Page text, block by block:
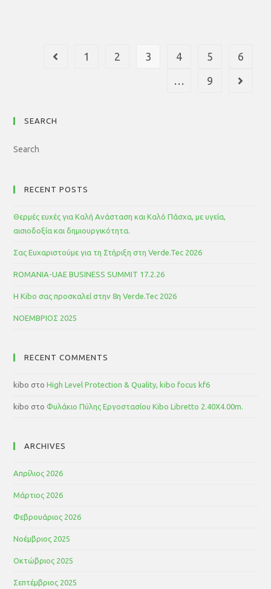
1 2 3 4 5
6
…
9
SEARCH
RECENT POSTS
Θερμές ευχές για Καλή Ανάσταση και Καλό Πάσχα, με υγεία,
αισιοδοξία και δημιουργικότητα.
Σας Ευχαριστούμε για τη Στήριξη στη Verde.Tec 2026
ROMANIA-UAE BUSINESS SUMMIT 17.2.26
Η Kibo σας προσκαλεί στην 8η Verde.Tec 2026
ΝΟΕΜΒΡΙΟΣ 2025
RECENT COMMENTS
kibo στοHigh Level Protection & Quality, kibo focus kf6
kibo στοΦυλάκιο Πύλης Εργοστασίου Kibo Libretto 2.40Χ4.00m.
ARCHIVES
Απρίλιος 2026
Μάρτιος 2026
Φεβρουάριος 2026
Νοέμβριος 2025
Οκτώβριος 2025
Σεπτέμβριος 2025